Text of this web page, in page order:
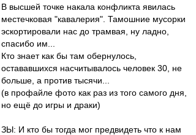
В высшей точке накала конфликта явилась
местечковая "кавалерия". Тамошние мусорки
эскортировали нас до трамвая, ну ладно,
спасибо им...
Кто знает как бы там обернулось,
остававшихся насчитывалось человек 30, не
больше, а против тысячи...
(в профайле фото как раз из того самого дня,
но ещё до игры и драки)
ЗЫ: И кто бы тогда мог предвидеть что к нам